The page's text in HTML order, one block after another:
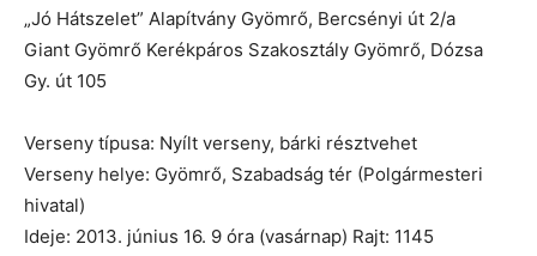
„Jó Hátszelet” Alapítvány Gyömrő, Bercsényi út 2/a
Giant Gyömrő Kerékpáros Szakosztály Gyömrő, Dózsa
Gy. út 105
Verseny típusa: Nyílt verseny, bárki résztvehet
Verseny helye: Gyömrő, Szabadság tér (Polgármesteri
hivatal)
Ideje: 2013. június 16. 9 óra (vasárnap) Rajt: 1145